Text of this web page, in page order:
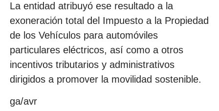
La entidad atribuyó ese resultado a la
exoneración total del Impuesto a la Propiedad
de los Vehículos para automóviles
particulares eléctricos, así como a otros
incentivos tributarios y administrativos
dirigidos a promover la movilidad sostenible.
ga/avr